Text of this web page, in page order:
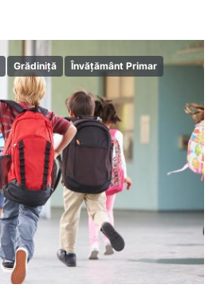
Grădiniță
Învățământ Primar